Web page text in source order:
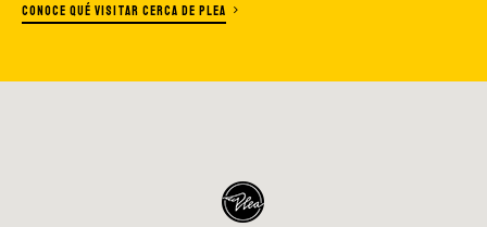
PLEA Beach House_home_web
CONOCE QUÉ VISITAR CERCA DE PLEA